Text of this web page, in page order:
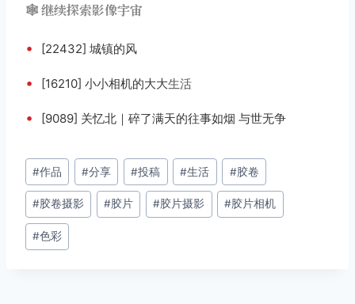
🕸️ 继续探索影像宇宙
• [22432] 城镇的风
• [16210] 小小相机的大大生活
• [9089] 关忆北｜碎了满天的往事如烟 与世无争
文
章
标
签：
#作品 #分享 #投稿 #生活 #胶卷
#胶卷摄影 #胶片 #胶片摄影 #胶片相机
#色彩